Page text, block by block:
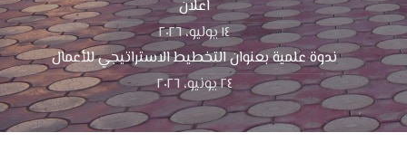
اعلان
١٤ يوليو، ٢٠٢٦
ندوة علمية بعنوان التخطيط الاستراتيجي للأعمال
٢٤ يونيو، ٢٠٢٦